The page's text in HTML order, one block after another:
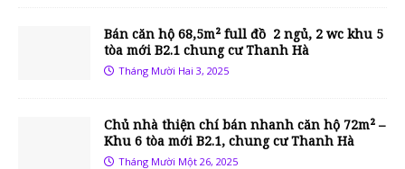
Bán căn hộ 68,5m² full đồ 2 ngủ, 2 wc khu 5
tòa mới B2.1 chung cư Thanh Hà
Tháng Mười Hai 3, 2025
Chủ nhà thiện chí bán nhanh căn hộ 72m² –
Khu 6 tòa mới B2.1, chung cư Thanh Hà
Tháng Mười Một 26, 2025